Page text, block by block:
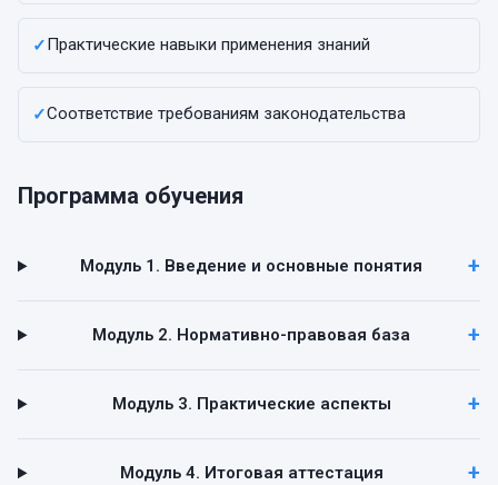
✓Практические навыки применения знаний
✓Соответствие требованиям законодательства
Программа обучения
Модуль 1. Введение и основные понятия
Модуль 2. Нормативно-правовая база
Модуль 3. Практические аспекты
Модуль 4. Итоговая аттестация